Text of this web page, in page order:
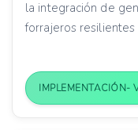
la integración de
forrajeros
IMPLEMENTACIÓN-